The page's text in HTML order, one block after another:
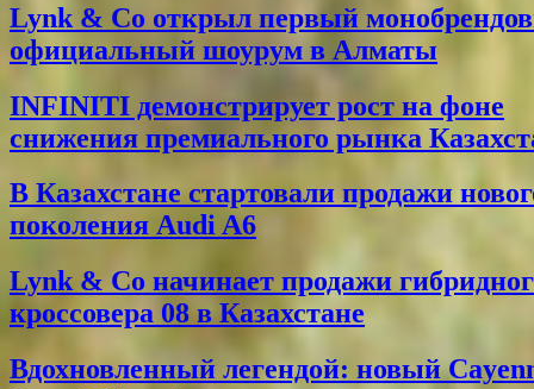
Lynk & Co открыл первый
официальный шоурум в Алматы
INFINITI демонстрирует рост на фоне
снижения премиального рынка
В Казахстане стартовали продажи
поколения Audi A6
Lynk & Co начинает продажи
кроссовера 08 в Казахстане
Вдохновленный легендой: новый